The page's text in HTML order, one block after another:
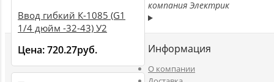
Ввод гибкий К-1085 (G1
1/4 дюйм -32-43) У2
Цена:720.27руб.
компания Электрик
Информация
O компании